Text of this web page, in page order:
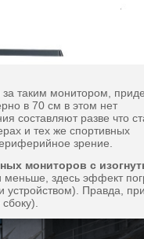
таким монитором,
в 70 см в этом нет
составляют разве что
и тех же спортивных
зрение.
мониторов с
меньше, здесь эффект
устройством). Правда, при